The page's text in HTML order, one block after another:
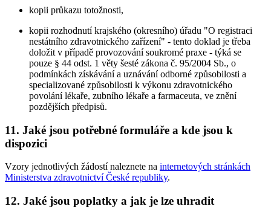
kopii průkazu totožnosti,
kopii rozhodnutí krajského (okresního) úřadu "O registraci
nestátního zdravotnického zařízení" - tento doklad je třeba
doložit v případě provozování soukromé praxe - týká se
pouze § 44 odst. 1 věty šesté zákona č. 95/2004 Sb., o
podmínkách získávání a uznávání odborné způsobilosti a
specializované způsobilosti k výkonu zdravotnického
povolání lékaře, zubního lékaře a farmaceuta, ve znění
pozdějších předpisů.
11. Jaké jsou potřebné formuláře a kde jsou k
dispozici
Vzory jednotlivých žádostí naleznete na internetových stránkách
Ministerstva zdravotnictví České republiky.
12. Jaké jsou poplatky a jak je lze uhradit